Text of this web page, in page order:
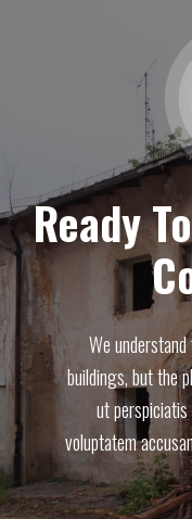
Ready
We
buildings, but the
ut
voluptatem